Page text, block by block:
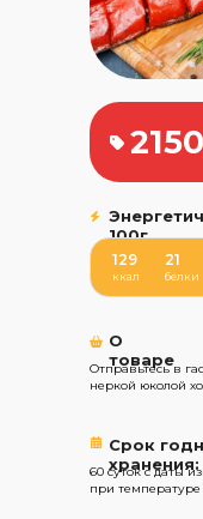
100г
О
товаре
Срок
хранения:
ккал белки
129 21
Отправьтесь в
неркой юколой
60 суток с даты
при температуре